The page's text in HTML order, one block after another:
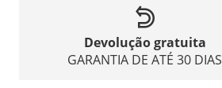
Devolução gratuita
GARANTIA DE ATÉ 30 DIAS